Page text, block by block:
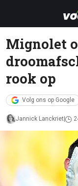
Mignolet
rook op
Volg ons op Google
Jannick Lanckriet